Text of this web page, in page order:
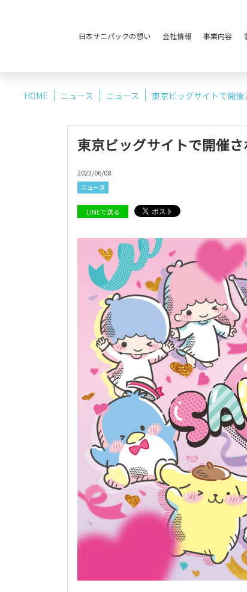
日本サニパックの想い 会社情報
会社概要・沿革
事業内容
マテリアリティについて
HOME ニュース ニュース 東京ビッグサイトで開催
東京ビッグサイトで開催
2023/06/08
ニュース
LINEで送る